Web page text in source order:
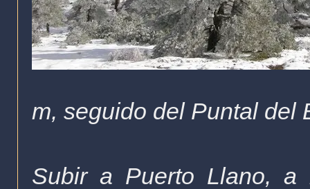
m, seguido del Puntal del
Subir a Puerto Llano,